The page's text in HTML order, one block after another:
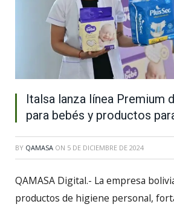
Italsa lanza línea Premium
para bebés y productos
BY QAMASA ON 5 DE DICIEMBRE DE 2024
QAMASA Digital.- La empresa
productos de higiene personal,